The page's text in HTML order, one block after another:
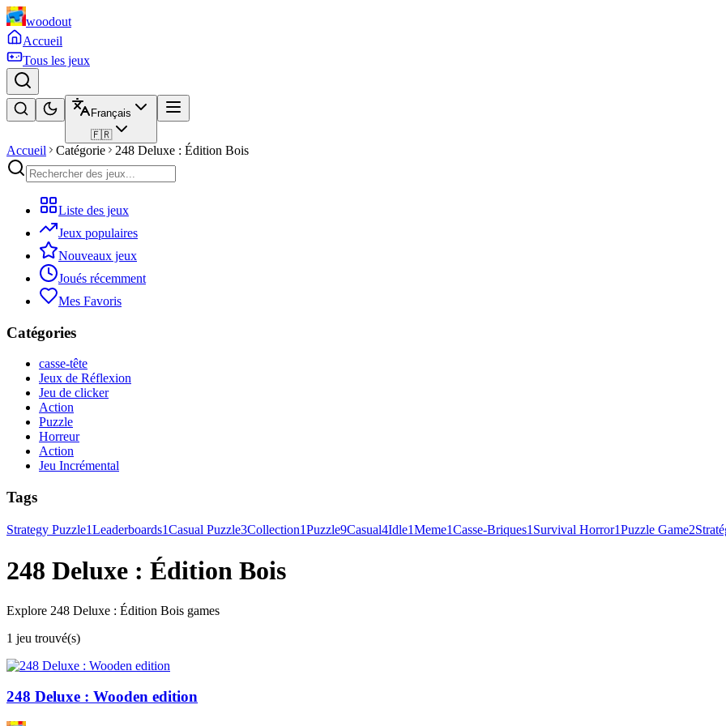
woodout
Accueil
Tous les jeux
Français
🇫🇷
Accueil Catégorie 248 Deluxe : Édition Bois
Liste des jeux
Jeux populaires
Nouveaux jeux
Joués récemment
Mes Favoris
Catégories
casse-tête
Jeux de Réflexion
Jeu de clicker
Action
Puzzle
Horreur
Action
Jeu Incrémental
Tags
Strategy Puzzle1Leaderboards1Casual Puzzle3Collection1Puzzle9Casual4Idle1Meme1Casse-Briques1 Survival Horror1Puzzle Game2
248 Deluxe : Édition Bois
Explore 248 Deluxe : Édition Bois games
1 jeu trouvé(s)
248 Deluxe : Wooden edition